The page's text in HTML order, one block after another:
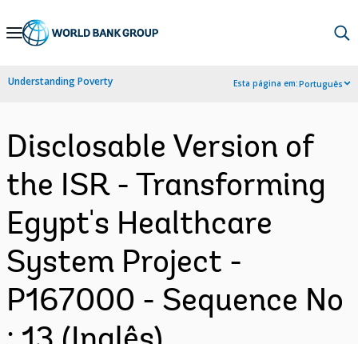
Skip
Navigation
Understanding Poverty Esta página em:Português
Disclosable Version of
the ISR - Transforming
Egypt's Healthcare
System Project -
P167000 - Sequence No